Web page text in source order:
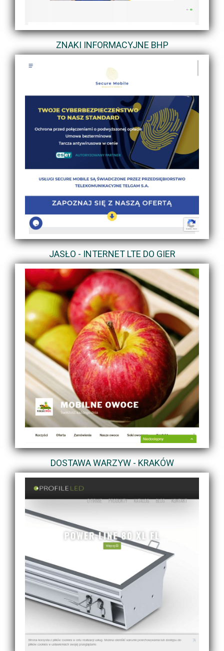
ZNAKI INFORMACYJNE BHP
JASŁO - INTERNET LTE DO GIER
DOSTAWA WARZYW - KRAKÓW